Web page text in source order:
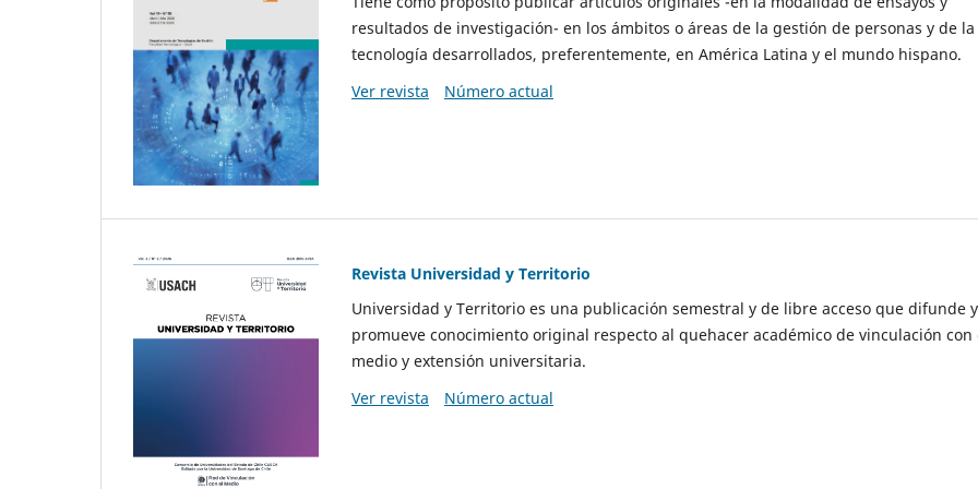
resultados de investigación- en los ámbitos o áreas de la gestión de personas y de la
tecnología desarrollados, preferentemente, en América Latina y el mundo hispano.
Ver revista
Número actual
Revista Universidad y Territorio
Universidad y Territorio es una publicación semestral y de libre acceso que difunde y
promueve conocimiento original respecto al quehacer académico de vinculación con
medio y extensión universitaria.
Ver revista
Número actual